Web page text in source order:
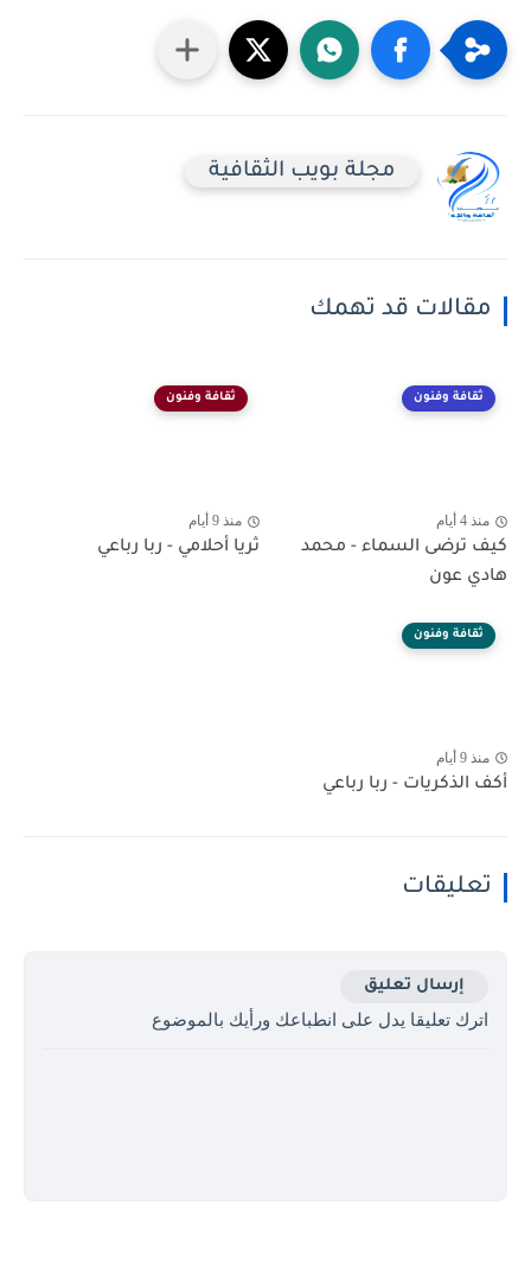
مجلة بويب الثقافية
مقالات قد تهمك
ثقافة وفنون
منذ 4 أيام
كيف ترضى السماء - محمد
هادي عون
ثقافة وفنون
منذ 9 أيام
ثريا أحلامي - ربا رباعي
ثقافة وفنون
منذ 9 أيام
أكف الذكريات - ربا رباعي
تعليقات
إرسال تعليق
اترك تعليقا يدل على انطباعك ورأيك بالموضوع